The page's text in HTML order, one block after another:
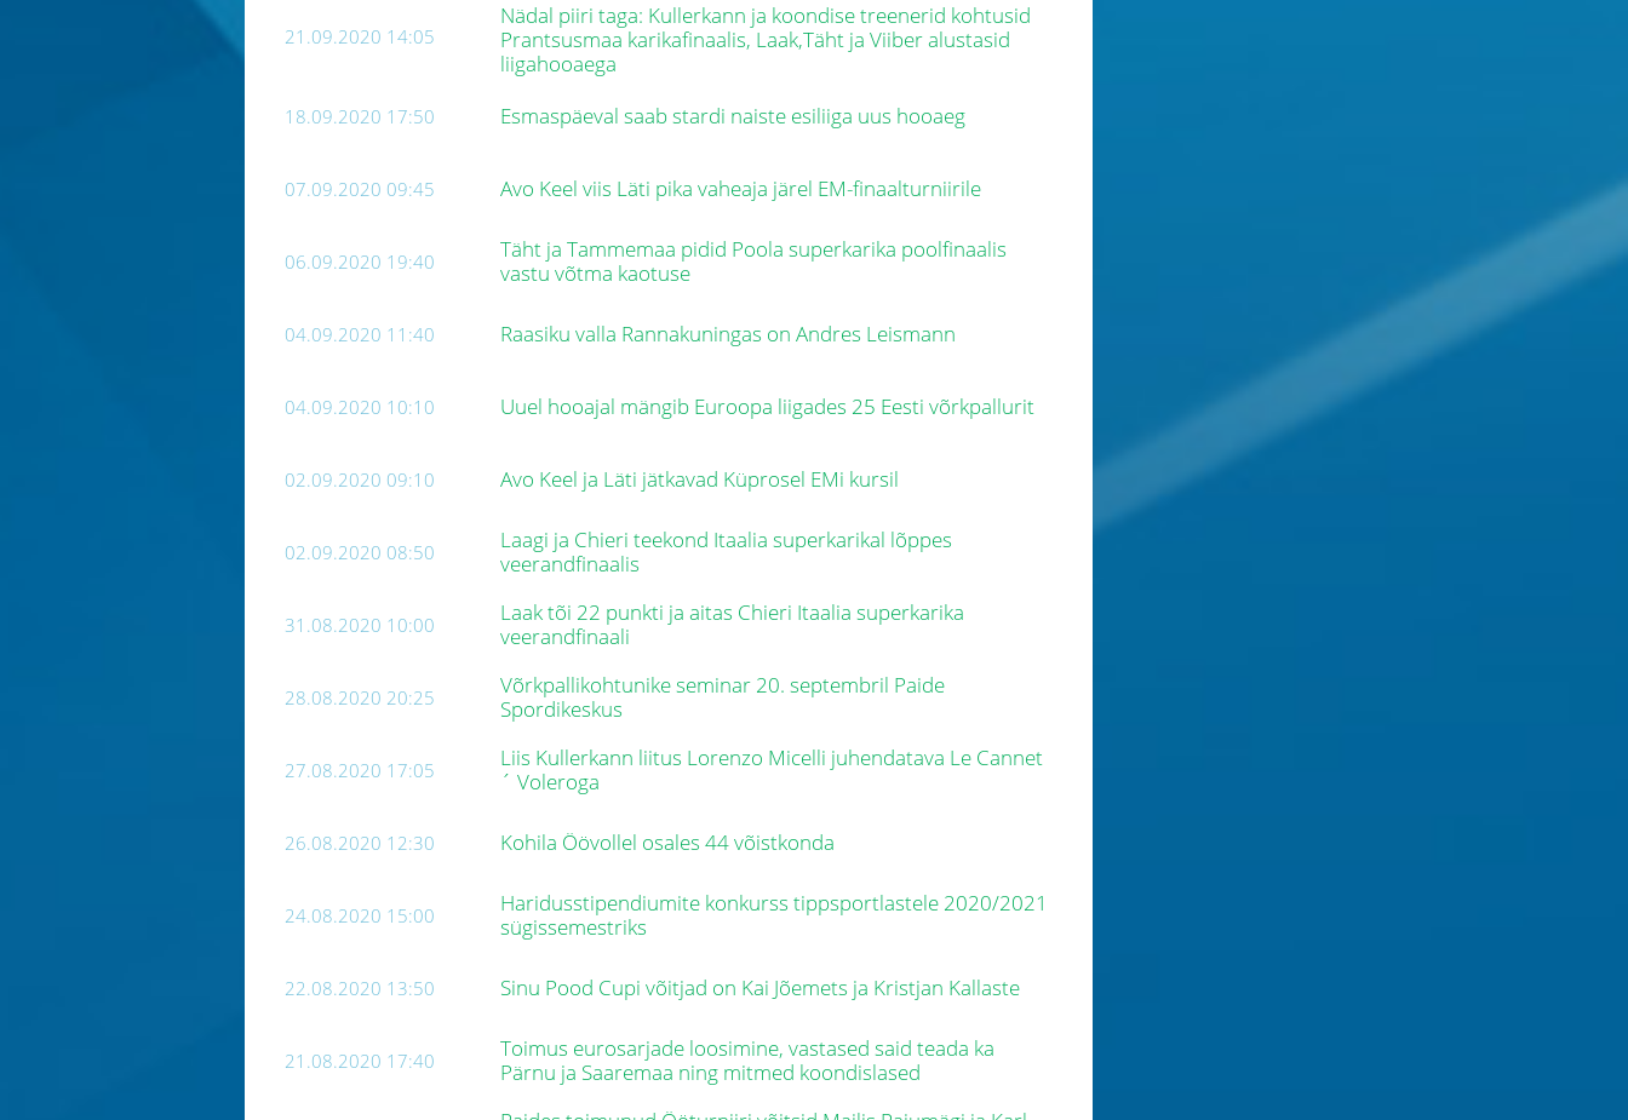
21.09.2020 14:05
Nädal piiri taga: Kullerkann ja koondise treenerid kohtusid
Prantsusmaa karikafinaalis, Laak,Täht ja Viiber alustasid
liigahooaega
18.09.2020 17:50 Esmaspäeval saab stardi naiste esiliiga uus hooaeg
07.09.2020 09:45 Avo Keel viis Läti pika vaheaja järel EM-finaalturniirile
06.09.2020 19:40
Täht ja Tammemaa pidid Poola superkarika poolfinaalis
vastu võtma kaotuse
04.09.2020 11:40 Raasiku valla Rannakuningas on Andres Leismann
04.09.2020 10:10 Uuel hooajal mängib Euroopa liigades 25 Eesti võrkpallurit
02.09.2020 09:10 Avo Keel ja Läti jätkavad Küprosel EMi kursil
02.09.2020 08:50
Laagi ja Chieri teekond Itaalia superkarikal lõppes
veerandfinaalis
31.08.2020 10:00
Laak tõi 22 punkti ja aitas Chieri Itaalia superkarika
veerandfinaali
28.08.2020 20:25
Võrkpallikohtunike seminar 20. septembril Paide
Spordikeskus
27.08.2020 17:05
Liis Kullerkann liitus Lorenzo Micelli juhendatava Le Cannet
´ Voleroga
26.08.2020 12:30 Kohila Öövollel osales 44 võistkonda
24.08.2020 15:00
Haridusstipendiumite konkurss tippsportlastele 2020/2021
sügissemestriks
22.08.2020 13:50 Sinu Pood Cupi võitjad on Kai Jõemets ja Kristjan Kallaste
21.08.2020 17:40
Toimus eurosarjade loosimine, vastased said teada ka
Pärnu ja Saaremaa ning mitmed koondislased